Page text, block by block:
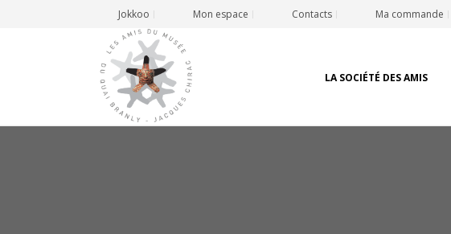
Jokkoo Mon espace Contacts Ma commande
LA SOCIÉTÉ DES AMIS